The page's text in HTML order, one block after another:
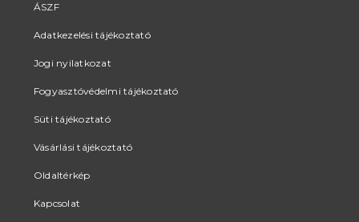
ÁSZF
Adatkezelési tájékoztató
Jogi nyilatkozat
Fogyasztóvédelmi tájékoztató
Süti tájékoztató
Vásárlási tájékoztató
Oldaltérkép
Kapcsolat